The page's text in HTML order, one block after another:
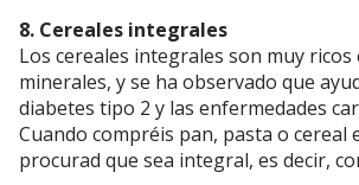
8. Cereales integrales
Los cereales integrales son muy ricos
minerales, y se ha observado que
diabetes tipo 2 y las enfermedades
Cuando compréis pan, pasta o cereal
procurad que sea integral, es decir,